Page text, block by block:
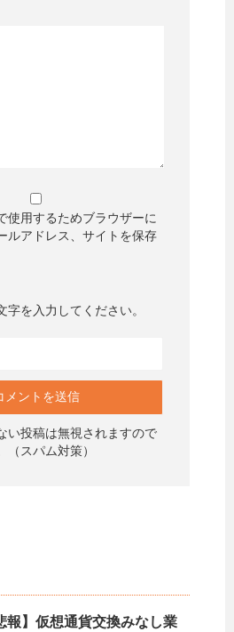
使用するためブラウザーに
ルアドレス、サイトを保存
字を入力してください。
い投稿は無視されますので
（スパム対策）
報】仮想通貨交換みなし業